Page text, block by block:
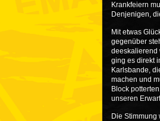
Krankfeiern
Denjenigen,
Mit etwas
gegenüber
deeskalierend
ging es direkt
Karlsbande,
machen und
Block
unseren
Die